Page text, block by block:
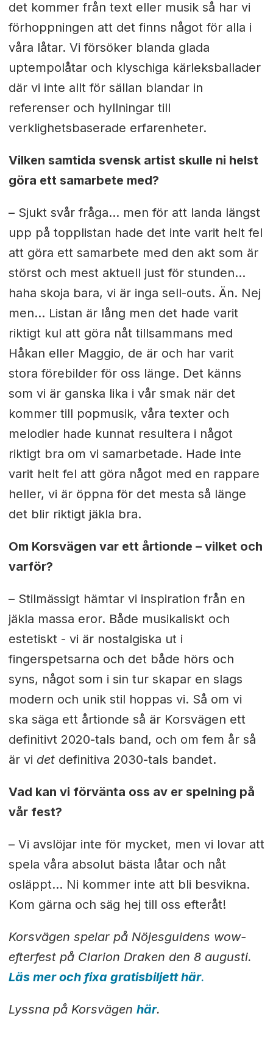
det kommer från text eller musik så har vi
förhoppningen att det finns något för alla i
våra låtar. Vi försöker blanda glada
uptempolåtar och klyschiga kärleksballader
där vi inte allt för sällan blandar in
referenser och hyllningar till
verklighetsbaserade erfarenheter.
Vilken samtida svensk artist skulle ni helst
göra ett samarbete med?
– Sjukt svår fråga... men för att landa längst
upp på topplistan hade det inte varit helt fel
att göra ett samarbete med den akt som är
störst och mest aktuell just för stunden...
haha skoja bara, vi är inga sell-outs. Än. Nej
men... Listan är lång men det hade varit
riktigt kul att göra nåt tillsammans med
Håkan eller Maggio, de är och har varit
stora förebilder för oss länge. Det känns
som vi är ganska lika i vår smak när det
kommer till popmusik, våra texter och
melodier hade kunnat resultera i något
riktigt bra om vi samarbetade. Hade inte
varit helt fel att göra något med en rappare
heller, vi är öppna för det mesta så länge
det blir riktigt jäkla bra.
Om Korsvägen var ett årtionde – vilket och
varför?
– Stilmässigt hämtar vi inspiration från en
jäkla massa eror. Både musikaliskt och
estetiskt - vi är nostalgiska ut i
fingerspetsarna och det både hörs och
syns, något som i sin tur skapar en slags
modern och unik stil hoppas vi. Så om vi
ska säga ett årtionde så är Korsvägen ett
definitivt 2020-tals band, och om fem år så
är vi det definitiva 2030-tals bandet.
Vad kan vi förvänta oss av er spelning på
vår fest?
– Vi avslöjar inte för mycket, men vi lovar att
spela våra absolut bästa låtar och nåt
osläppt... Ni kommer inte att bli besvikna.
Kom gärna och säg hej till oss efteråt!
Korsvägen spelar på Nöjesguidens wow-
efterfest på Clarion Draken den 8 augusti.
Läs mer och fixa gratisbiljett här.
Lyssna på Korsvägen här.